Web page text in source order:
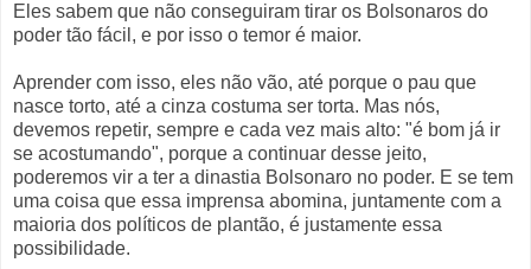
Eles sabem que não conseguiram tirar os Bolsonaros do
poder tão fácil, e por isso o temor é maior.
Aprender com isso, eles não vão, até porque o pau que
nasce torto, até a cinza costuma ser torta. Mas nós,
devemos repetir, sempre e cada vez mais alto: "é bom já ir
se acostumando", porque a continuar desse jeito,
poderemos vir a ter a dinastia Bolsonaro no poder. E se tem
uma coisa que essa imprensa abomina, juntamente com a
maioria dos políticos de plantão, é justamente essa
possibilidade.